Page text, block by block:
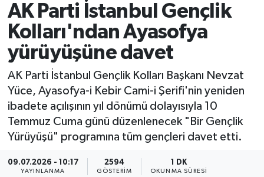
AK Parti İstanbul Gençlik
Kolları'ndan Ayasofya
yürüyüşüne davet
AK Parti İstanbul Gençlik Kolları Başkanı Nevzat
Yüce, Ayasofya-i Kebir Cami-i Şerifi'nin yeniden
ibadete açılışının yıl dönümü dolayısıyla 10
Temmuz Cuma günü düzenlenecek "Bir Gençlik
Yürüyüşü" programına tüm gençleri davet etti.
09.07.2026 - 10:17
YAYINLANMA
2594
GÖSTERIM
1 DK
OKUNMA SÜRESI
EĞİTİM
EKONOMİ
GÖKTÜRK
GÜNDEM
KEMERBURGAZ
KÜLTÜR - SANAT
Son Dakika Haberleri
Haber Arşivi